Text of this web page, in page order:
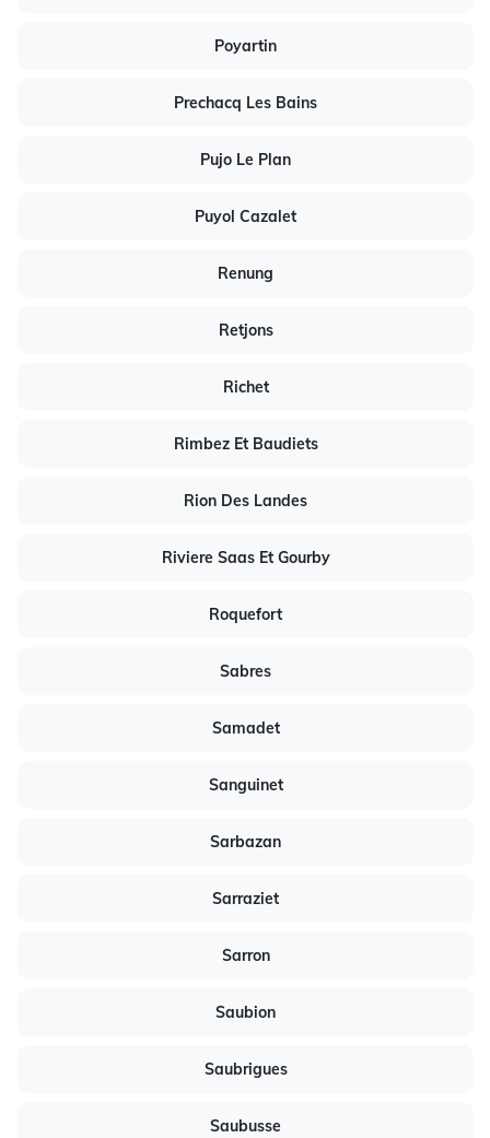
Poyartin
Prechacq Les Bains
Pujo Le Plan
Puyol Cazalet
Renung
Retjons
Richet
Rimbez Et Baudiets
Rion Des Landes
Riviere Saas Et Gourby
Roquefort
Sabres
Samadet
Sanguinet
Sarbazan
Sarraziet
Sarron
Saubion
Saubrigues
Saubusse